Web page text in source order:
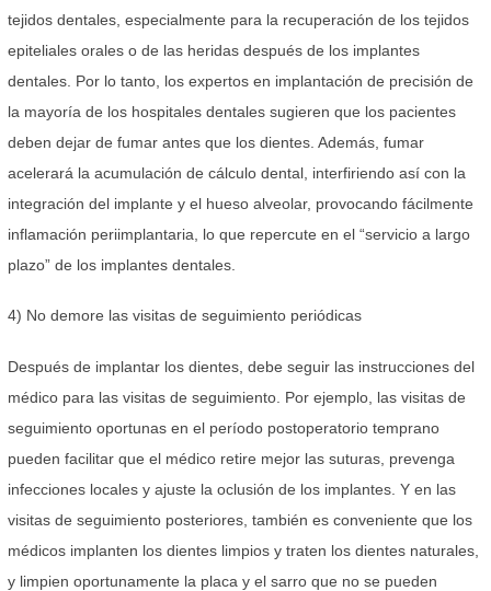
tejidos dentales, especialmente para la recuperación de los tejidos
epiteliales orales o de las heridas después de los implantes
dentales. Por lo tanto, los expertos en implantación de precisión de
la mayoría de los hospitales dentales sugieren que los pacientes
deben dejar de fumar antes que los dientes. Además, fumar
acelerará la acumulación de cálculo dental, interfiriendo así con la
integración del implante y el hueso alveolar, provocando fácilmente
inflamación periimplantaria, lo que repercute en el “servicio a largo
plazo” de los implantes dentales.
4) No demore las visitas de seguimiento periódicas
Después de implantar los dientes, debe seguir las instrucciones del
médico para las visitas de seguimiento. Por ejemplo, las visitas de
seguimiento oportunas en el período postoperatorio temprano
pueden facilitar que el médico retire mejor las suturas, prevenga
infecciones locales y ajuste la oclusión de los implantes. Y en las
visitas de seguimiento posteriores, también es conveniente que los
médicos implanten los dientes limpios y traten los dientes naturales,
y limpien oportunamente la placa y el sarro que no se pueden